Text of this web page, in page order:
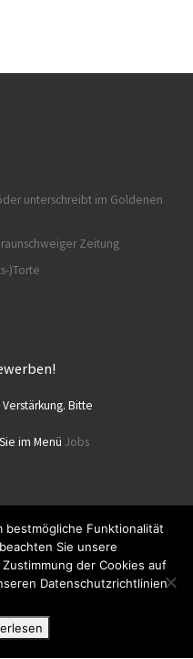
unterschreibt im Goldenen
Zeitung
)Torte
Bitte
im Menü Jobs
– Alle Rechte vorbehalten
mit demCustomizr-Theme
bestmögliche Funktionalität
Sie unsere
der Cookies auf
Datenschutzrichtlinien